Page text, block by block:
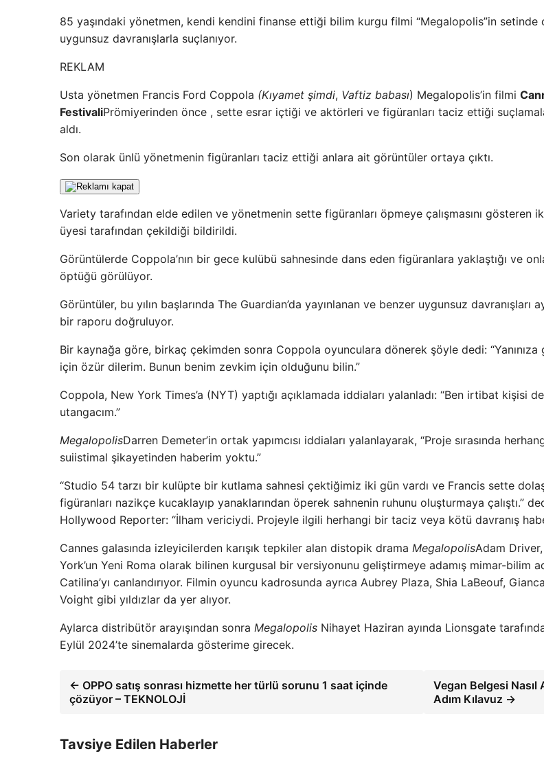
85 yaşındaki yönetmen, kendi kendini finanse ettiği bilim kurgu filmi “Megalopolis”in setinde
uygunsuz davranışlarla suçlanıyor.
REKLAM
Usta yönetmen Francis Ford Coppola (Kıyamet şimdi, Vaftiz babası) Megalopolis’in filmi
FestivaliPrömiyerinden önce , sette esrar içtiği ve aktörleri ve figüranları taciz ettiği
aldı.
Son olarak ünlü yönetmenin figüranları taciz ettiği anlara ait görüntüler ortaya çıktı.
Variety tarafından elde edilen ve yönetmenin sette figüranları öpmeye çalışmasını gösteren
üyesi tarafından çekildiği bildirildi.
Görüntülerde Coppola’nın bir gece kulübü sahnesinde dans eden figüranlara yaklaştığı ve
öptüğü görülüyor.
Görüntüler, bu yılın başlarında The Guardian’da yayınlanan ve benzer uygunsuz davranışları
bir raporu doğruluyor.
Bir kaynağa göre, birkaç çekimden sonra Coppola oyunculara dönerek şöyle dedi:
için özür dilerim. Bunun benim zevkim için olduğunu bilin.”
Coppola, New York Times’a (NYT) yaptığı açıklamada iddiaları yalanladı: “Ben irtibat kişisi
utangacım.”
MegalopolisDarren Demeter’in ortak yapımcısı iddiaları yalanlayarak, “Proje sırasında
suiistimal şikayetinden haberim yoktu.”
“Studio 54 tarzı bir kulüpte bir kutlama sahnesi çektiğimiz iki gün vardı ve Francis sette
figüranları nazikçe kucaklayıp yanaklarından öperek sahnenin ruhunu oluşturmaya çalıştı.”
Hollywood Reporter: “İlham vericiydi. Projeyle ilgili herhangi bir taciz veya kötü davranış
Cannes galasında izleyicilerden karışık tepkiler alan distopik drama MegalopolisAdam
York’un Yeni Roma olarak bilinen kurgusal bir versiyonunu geliştirmeye adamış mimar-bilim
Catilina’yı canlandırıyor. Filmin oyuncu kadrosunda ayrıca Aubrey Plaza, Shia LaBeouf,
Voight gibi yıldızlar da yer alıyor.
Aylarca distribütör arayışından sonra Megalopolis Nihayet Haziran ayında Lionsgate
Eylül 2024’te sinemalarda gösterime girecek.
← OPPO satış sonrası hizmette her türlü sorunu 1 saat içinde
çözüyor – TEKNOLOJİ
Vegan Belgesi Nasıl
Adım Kılavuz →
Tavsiye Edilen Haberler